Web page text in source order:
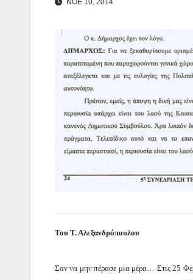
ΝΟΕ 10, 2014
Του Τ. Αλεξανδρόπουλου
Σαν να μην πέρασε μια μέρα… Στις 25